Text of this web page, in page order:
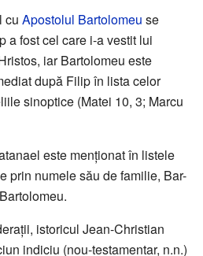
cu Apostolul Bartolomeu se
a fost cel care i-a vestit lui
iar Bartolomeu este
după Filip în lista celor
sinoptice (Matei 10, 3; Marcu
este menționat în listele
prin numele său de familie, Bar-
istoricul Jean-Christian
indiciu (nou-testamentar, n.n.)